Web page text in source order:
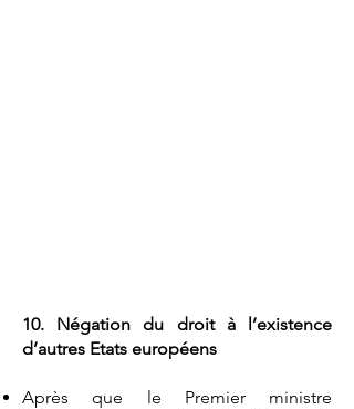
10. Négation du droit à l’existence
d’autres Etats européens
Après que le Premier ministre